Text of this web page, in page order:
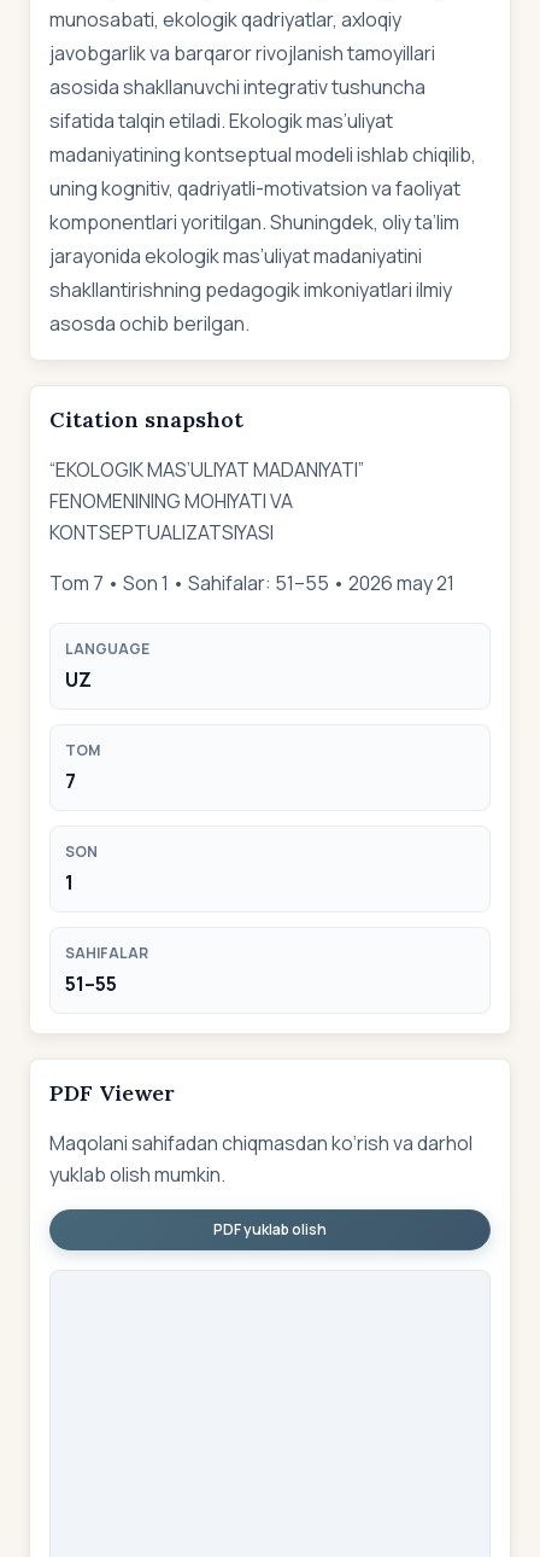
munosabati, ekologik qadriyatlar, axloqiy
javobgarlik va barqaror rivojlanish tamoyillari
asosida shakllanuvchi integrativ tushuncha
sifatida talqin etiladi. Ekologik mas’uliyat
madaniyatining kontseptual modeli ishlab chiqilib,
uning kognitiv, qadriyatli-motivatsion va faoliyat
komponentlari yoritilgan. Shuningdek, oliy ta’lim
jarayonida ekologik mas’uliyat madaniyatini
shakllantirishning pedagogik imkoniyatlari ilmiy
asosda ochib berilgan.
Citation snapshot
“EKOLOGIK MAS’ULIYAT MADANIYATI”
FENOMENINING MOHIYATI VA
KONTSEPTUALIZATSIYASI
Tom 7 • Son 1 • Sahifalar: 51–55 • 2026 may 21
LANGUAGE
UZ
TOM
7
SON
1
SAHIFALAR
51–55
PDF Viewer
Maqolani sahifadan chiqmasdan ko‘rish va darhol
yuklab olish mumkin.
PDF yuklab olish